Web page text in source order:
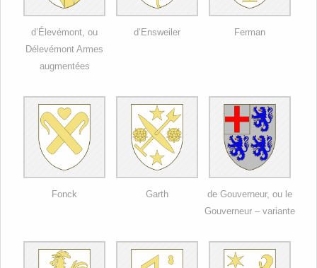
d’Élevémont, ou
Délevémont Armes
augmentées
d’Ensweiler Ferman
Fonck Garth
de Gouverneur, ou le
Gouverneur – variante